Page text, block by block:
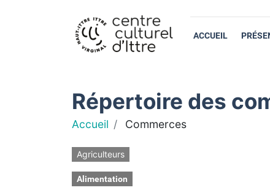
ACCUEIL
Répertoire des
Accueil Commerces
Agriculteurs
Alimentation